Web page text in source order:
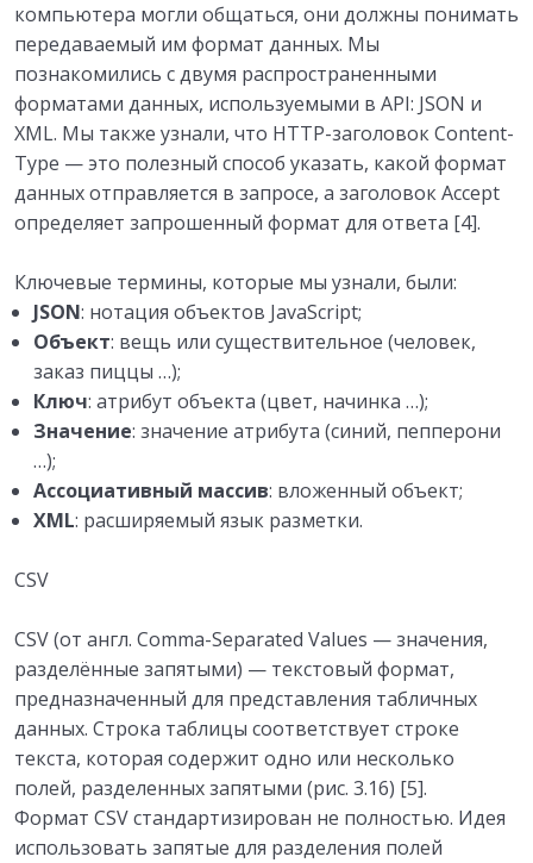
компьютера могли общаться, они должны понимать
передаваемый им формат данных. Мы
познакомились с двумя распространенными
форматами данных, используемыми в API: JSON и
XML. Мы также узнали, что HTTP-заголовок Content-
Type — это полезный способ указать, какой формат
данных отправляется в запросе, а заголовок Accept
определяет запрошенный формат для ответа [4].
Ключевые термины, которые мы узнали, были:
JSON: нотация объектов JavaScript;
Объект: вещь или существительное (человек,
заказ пиццы …);
Ключ: атрибут объекта (цвет, начинка …);
Значение: значение атрибута (синий, пепперони
…);
Ассоциативный массив: вложенный объект;
XML: расширяемый язык разметки.
CSV
CSV (от англ. Comma-Separated Values — значения,
разделённые запятыми) — текстовый формат,
предназначенный для представления табличных
данных. Строка таблицы соответствует строке
текста, которая содержит одно или несколько
полей, разделенных запятыми (рис. 3.16) [5].
Формат CSV стандартизирован не полностью. Идея
использовать запятые для разделения полей